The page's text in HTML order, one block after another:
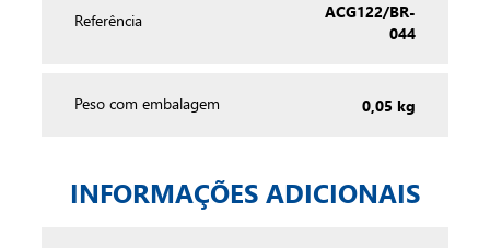
Referência
ACG122/BR-
044
Peso com embalagem 0,05 kg
INFORMAÇÕES ADICIONAIS